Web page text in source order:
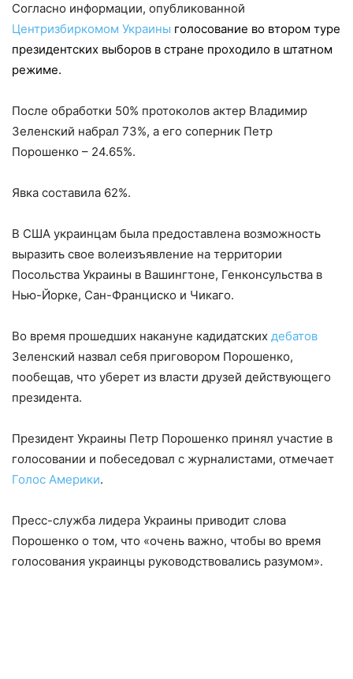
Согласно информации, опубликованной
Центризбиркомом Украины голосование во втором туре
президентских выборов в стране проходило в штатном
режиме.
После обработки 50% протоколов актер Владимир
Зеленский набрал 73%, а его соперник Петр
Порошенко – 24.65%.
Явка составила 62%.
В США украинцам была предоставлена возможность
выразить свое волеизъявление на территории
Посольства Украины в Вашингтоне, Генконсульства в
Нью-Йорке, Сан-Франциско и Чикаго.
Во время прошедших накануне кадидатских дебатов
Зеленский назвал себя приговором Порошенко,
пообещав, что уберет из власти друзей действующего
президента.
Президент Украины Петр Порошенко принял участие в
голосовании и побеседовал с журналистами, отмечает
Голос Америки.
Пресс-служба лидера Украины приводит слова
Порошенко о том, что «очень важно, чтобы во время
голосования украинцы руководствовались разумом».